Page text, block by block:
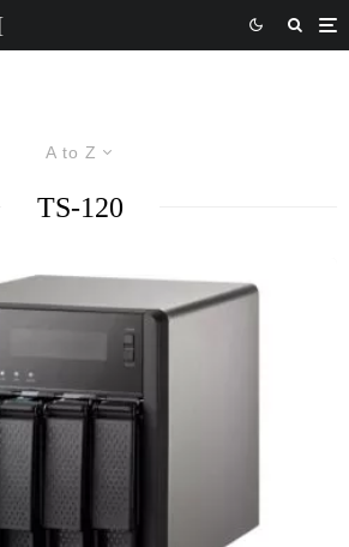
A to Z
TS-120